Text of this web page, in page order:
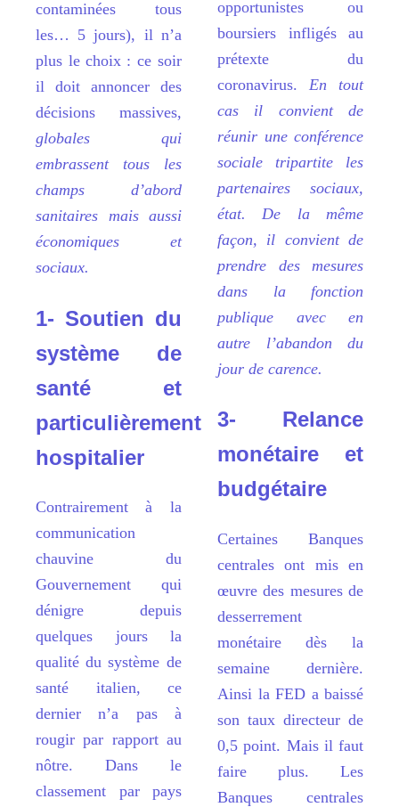
contaminées tous
les… 5 jours), il n’a
plus le choix : ce soir
il doit annoncer des
décisions massives,
globales qui
embrassent tous les
champs d’abord
sanitaires mais aussi
économiques et
sociaux.
1- Soutien du
système de
santé et
particulièrement
hospitalier
Contrairement à la
communication
chauvine du
Gouvernement qui
dénigre depuis
quelques jours la
qualité du système de
santé italien, ce
dernier n’a pas à
rougir par rapport au
nôtre. Dans le
classement par pays
opportunistes ou
boursiers infligés au
prétexte du
coronavirus. En tout
cas il convient de
réunir une conférence
sociale tripartite les
partenaires sociaux,
état. De la même
façon, il convient de
prendre des mesures
dans la fonction
publique avec en
autre l’abandon du
jour de carence.
3- Relance
monétaire et
budgétaire
Certaines Banques
centrales ont mis en
œuvre des mesures de
desserrement
monétaire dès la
semaine dernière.
Ainsi la FED a baissé
son taux directeur de
0,5 point. Mais il faut
faire plus. Les
Banques centrales